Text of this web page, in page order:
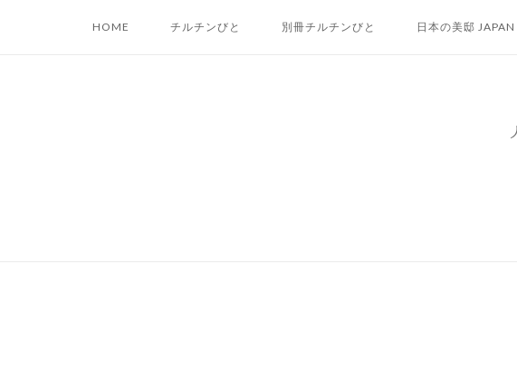
HOME チルチンびと 別冊チルチンびと 日本の美邸